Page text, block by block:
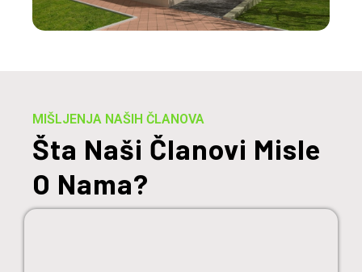
MIŠLJENJA NAŠIH ČLANOVA
Šta Naši Članovi Misle
O Nama?